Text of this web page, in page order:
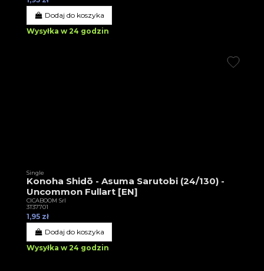
Dodaj do koszyka
Wysyłka w 24 godzin
Single
Konoha Shidō - Asuma Sarutobi (24/130) -
Uncommon Fullart [EN]
CICABOOM Srl
3T37701
1,95 zł
Dodaj do koszyka
Wysyłka w 24 godzin